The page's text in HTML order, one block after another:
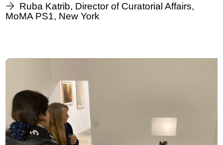
Ruba Katrib, Director of Curatorial Affairs,
MoMA PS1, New York